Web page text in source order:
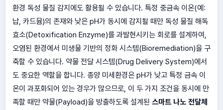
환경 독성 물질 감지에도 활용될 수 있습니다. 특정 중금속 이온(예:
납, 카드뮴)의 존재와 낮은 pH가 동시에 감지될 때만 독성 물질 해독
효소(Detoxification Enzyme)를 과발현시키는 회로를 설계하여,
오염된 환경에서 미생물 기반의 정화 시스템(Bioremediation)을 구
축할 수 있습니다. 약물 전달 시스템(Drug Delivery System)에서
도 중요한 역할을 합니다. 종양 미세환경은 pH가 낮고 특정 금속 이
온이 과포화되어 있는 경우가 많으므로, 이 두 가지 조건을 동시에 만
족할 때만 약물(Payload)을 방출하도록 설계된 스마트 나노 전달체